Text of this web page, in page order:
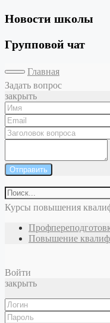
Новости школы
Групповой чат
Главная
Задать вопрос
закрыть
Отправить
Курсы повышения
Повышение
Войти
закрыть